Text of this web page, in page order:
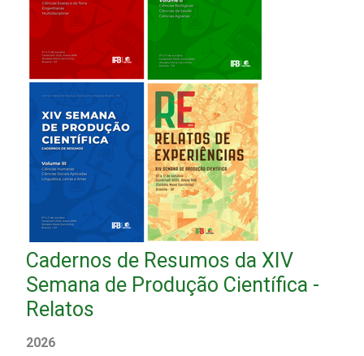
Cadernos de Resumos da XIV
Semana de Produção Científica -
Relatos
2026